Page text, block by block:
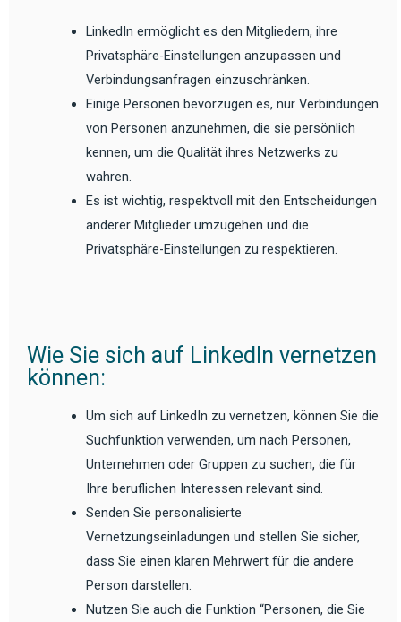
LinkedIn ermöglicht es den Mitgliedern, ihre
Privatsphäre-Einstellungen anzupassen und
Verbindungsanfragen einzuschränken.
Einige Personen bevorzugen es, nur Verbindungen
von Personen anzunehmen, die sie persönlich
kennen, um die Qualität ihres Netzwerks zu
wahren.
Es ist wichtig, respektvoll mit den Entscheidungen
anderer Mitglieder umzugehen und die
Privatsphäre-Einstellungen zu respektieren.
Wie Sie sich auf LinkedIn vernetzen
können:
Um sich auf LinkedIn zu vernetzen, können Sie die
Suchfunktion verwenden, um nach Personen,
Unternehmen oder Gruppen zu suchen, die für
Ihre beruflichen Interessen relevant sind.
Senden Sie personalisierte
Vernetzungseinladungen und stellen Sie sicher,
dass Sie einen klaren Mehrwert für die andere
Person darstellen.
Nutzen Sie auch die Funktion “Personen, die Sie